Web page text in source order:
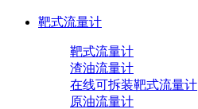
靶式流量计
靶式流量计
渣油流量计
在线可拆装靶式流量计
原油流量计